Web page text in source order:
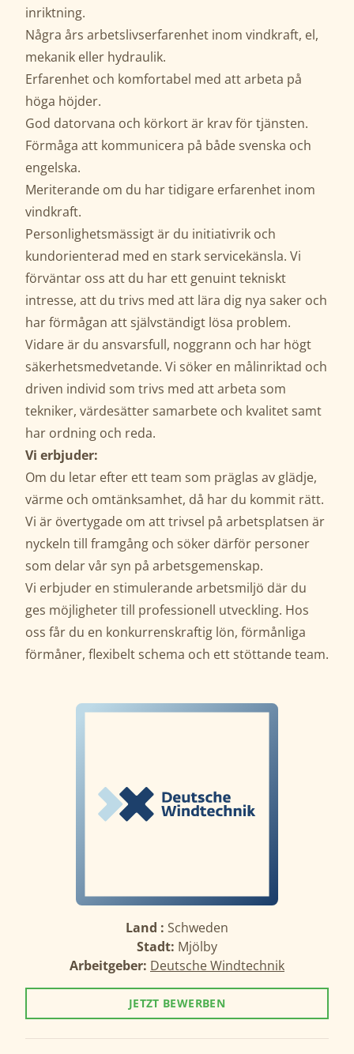
inriktning.
Några års arbetslivserfarenhet inom vindkraft, el,
mekanik eller hydraulik.
Erfarenhet och komfortabel med att arbeta på
höga höjder.
God datorvana och körkort är krav för tjänsten.
Förmåga att kommunicera på både svenska och
engelska.
Meriterande om du har tidigare erfarenhet inom
vindkraft.
Personlighetsmässigt är du initiativrik och
kundorienterad med en stark servicekänsla. Vi
förväntar oss att du har ett genuint tekniskt
intresse, att du trivs med att lära dig nya saker och
har förmågan att självständigt lösa problem.
Vidare är du ansvarsfull, noggrann och har högt
säkerhetsmedvetande. Vi söker en målinriktad och
driven individ som trivs med att arbeta som
tekniker, värdesätter samarbete och kvalitet samt
har ordning och reda.
Vi erbjuder:
Om du letar efter ett team som präglas av glädje,
värme och omtänksamhet, då har du kommit rätt.
Vi är övertygade om att trivsel på arbetsplatsen är
nyckeln till framgång och söker därför personer
som delar vår syn på arbetsgemenskap.
Vi erbjuder en stimulerande arbetsmiljö där du
ges möjligheter till professionell utveckling. Hos
oss får du en konkurrenskraftig lön, förmånliga
förmåner, flexibelt schema och ett stöttande team.
Land : Schweden
Stadt: Mjölby
Arbeitgeber: Deutsche Windtechnik
JETZT BEWERBEN